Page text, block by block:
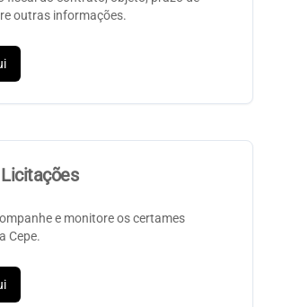
outras informações.
e monitore os certames
Cepe.